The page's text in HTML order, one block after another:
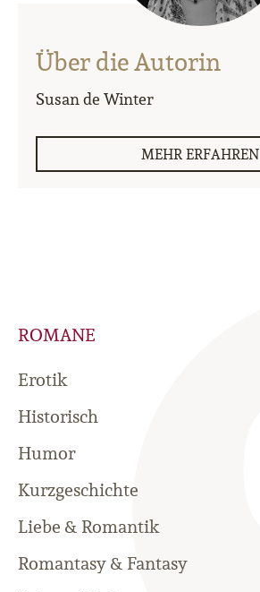
Über die Autorin
Susan de Winter
MEHR ERFAHREN
ROMANE
Erotik
Historisch
Humor
Kurzgeschichte
Liebe & Romantik
Romantasy & Fantasy